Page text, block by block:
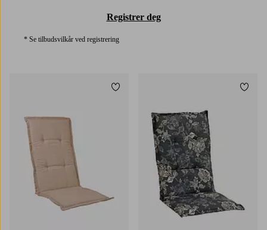
Registrer deg
* Se tilbudsvilkår ved registrering
Legg til favoritter